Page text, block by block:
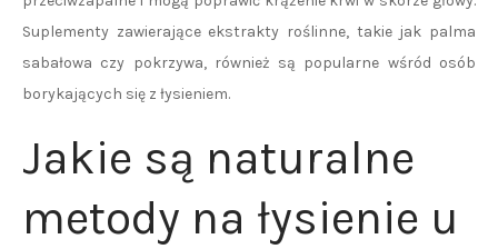
Suplementy zawierające ekstrakty roślinne, takie jak palma
sabałowa czy pokrzywa, również są popularne wśród osób
borykających się z łysieniem.
Jakie są naturalne
metody na łysienie u